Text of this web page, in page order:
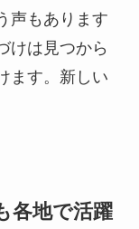
声もあります
けは見つから
ます。新しい
各地で活躍